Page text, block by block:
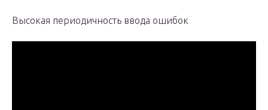
Высокая периодичность ввода ошибок